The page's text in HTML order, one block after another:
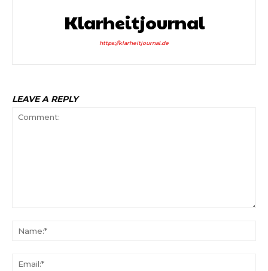
Klarheitjournal
https://klarheitjournal.de
LEAVE A REPLY